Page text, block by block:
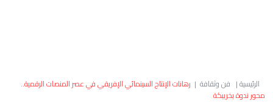
العالم الرئيسية| فن وثقافة | رهانات الإنتاج السينمائي الإفريقي في عصر المنصات الرقمية..
محور ندوة بخريبكة